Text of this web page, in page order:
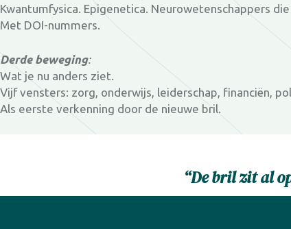
Kwantumfysica. Epigenetica. Neurowetenschappers
Met DOI-nummers.
Derde beweging:
Wat je nu anders ziet.
Vijf vensters: zorg, onderwijs, leiderschap, financiën,
Als eerste verkenning door de nieuwe bril.
“De bril zit al